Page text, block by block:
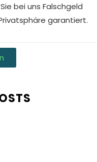
bei uns Falschgeld
garantiert.